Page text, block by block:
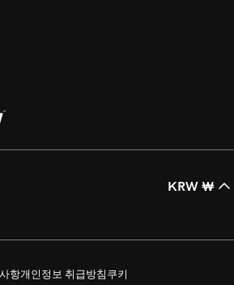
KRW ₩
항개인정보 취급방침 쿠키